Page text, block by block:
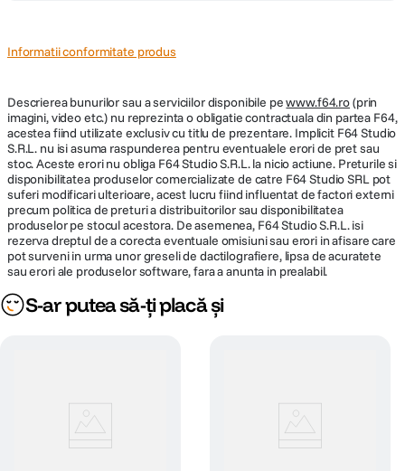
Diametru
maxim
76 mm
Lungime 98.9 mm
Greutate 745 g
Informatii conformitate produs
Descrierea bunurilor sau a serviciilor disponibile pewww.f64.ro(prin
imagini, video etc.) nu reprezinta o obligatie contractuala din partea F64,
acestea fiind utilizate exclusiv cu titlu de prezentare. Implicit F64 Studio
S.R.L. nu isi asuma raspunderea pentru eventualele erori de pret sau
stoc. Aceste erori nu obliga F64 Studio S.R.L. la nicio actiune. Preturile si
disponibilitatea produselor comercializate de catre F64 Studio SRL pot
suferi modificari ulterioare, acest lucru fiind influentat de factori externi
precum politica de preturi a distribuitorilor sau disponibilitatea
produselor pe stocul acestora. De asemenea, F64 Studio S.R.L. isi
rezerva dreptul de a corecta eventuale omisiuni sau erori in afisare care
pot surveni in urma unor greseli de dactilografiere, lipsa de acuratete
sau erori ale produselor software, fara a anunta in prealabil.
S-ar putea să-ți placă și